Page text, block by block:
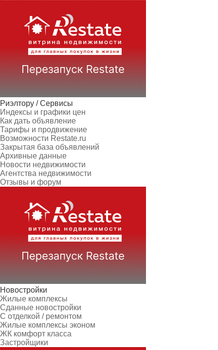
Риэлтору / Сервисы
Индексы и графики цен
Как дать объявление
Тарифы и продвижение
Возможности Restate.ru
Закрытая база объявлений
Архивные данные
Новости недвижимости
Агентства недвижимости
Отзывы и форум
Новостройки
Жилые комплексы
Сданные новостройки
С отделкой / ремонтом
Жилые комплексы эконом
ЖК комфорт класса
Застройщики